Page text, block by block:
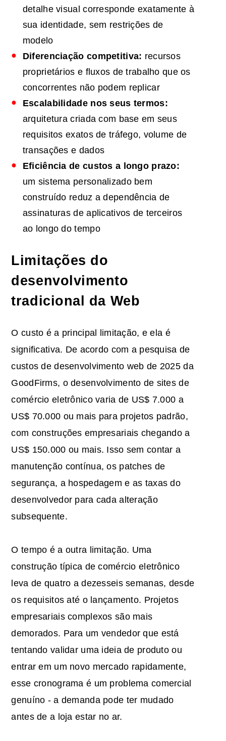
detalhe visual corresponde exatamente à
sua identidade, sem restrições de
modelo
Diferenciação competitiva: recursos
proprietários e fluxos de trabalho que os
concorrentes não podem replicar
Escalabilidade nos seus termos:
arquitetura criada com base em seus
requisitos exatos de tráfego, volume de
transações e dados
Eficiência de custos a longo prazo:
um sistema personalizado bem
construído reduz a dependência de
assinaturas de aplicativos de terceiros
ao longo do tempo
Limitações do
desenvolvimento
tradicional da Web
O custo é a principal limitação, e ela é
significativa. De acordo com a pesquisa de
custos de desenvolvimento web de 2025 da
GoodFirms, o desenvolvimento de sites de
comércio eletrônico varia de US$ 7.000 a
US$ 70.000 ou mais para projetos padrão,
com construções empresariais chegando a
US$ 150.000 ou mais. Isso sem contar a
manutenção contínua, os patches de
segurança, a hospedagem e as taxas do
desenvolvedor para cada alteração
subsequente.
O tempo é a outra limitação. Uma
construção típica de comércio eletrônico
leva de quatro a dezesseis semanas, desde
os requisitos até o lançamento. Projetos
empresariais complexos são mais
demorados. Para um vendedor que está
tentando validar uma ideia de produto ou
entrar em um novo mercado rapidamente,
esse cronograma é um problema comercial
genuíno - a demanda pode ter mudado
antes de a loja estar no ar.